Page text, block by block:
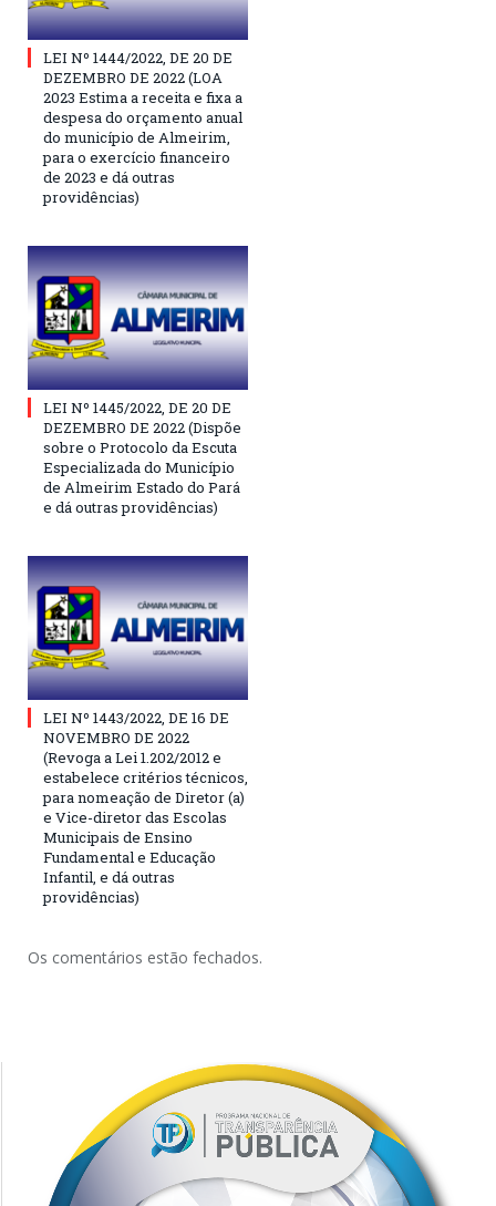
LEI Nº 1444/2022, DE 20 DE
DEZEMBRO DE 2022 (LOA
2023 Estima a receita e fixa a
despesa do orçamento anual
do município de Almeirim,
para o exercício financeiro
de 2023 e dá outras
providências)
LEI Nº 1445/2022, DE 20 DE
DEZEMBRO DE 2022 (Dispõe
sobre o Protocolo da Escuta
Especializada do Município
de Almeirim Estado do Pará
e dá outras providências)
LEI Nº 1443/2022, DE 16 DE
NOVEMBRO DE 2022
(Revoga a Lei 1.202/2012 e
estabelece critérios técnicos,
para nomeação de Diretor (a)
e Vice-diretor das Escolas
Municipais de Ensino
Fundamental e Educação
Infantil, e dá outras
providências)
Os comentários estão fechados.